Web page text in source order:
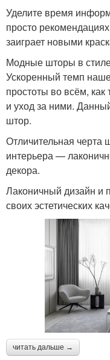
Уделите время
просто
заиграет новыми
Модные шторы в
Ускоренный темп
простоты во всём, как
и уход за ними.
штор.
Отличительная черта
интерьера —
декора.
Лаконичный дизайн и
своих эстетических
читать дальше →